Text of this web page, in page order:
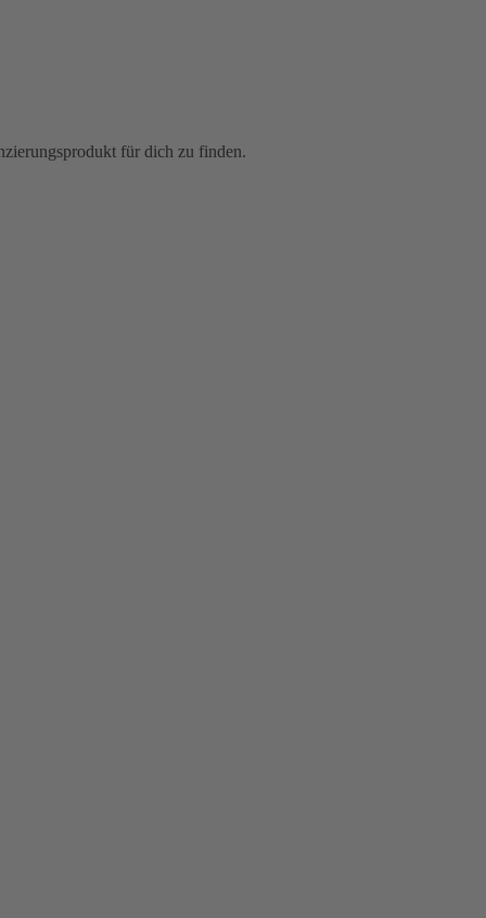
für dich zu finden.